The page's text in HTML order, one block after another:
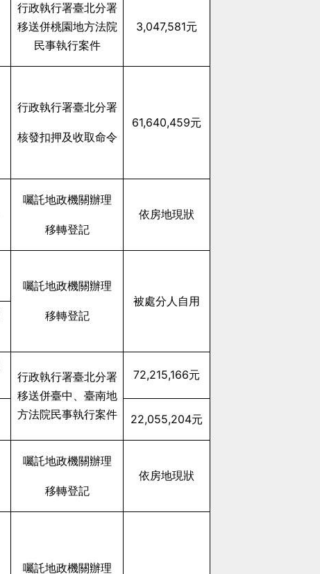
行政執行署臺北分署
移送併桃園地方法院
民事執行案件
3,047,581元
行政執行署臺北分署
核發扣押及收取命令
61,640,459元
囑託地政機關辦理
移轉登記
依房地現狀
囑託地政機關辦理
移轉登記
被處分人自用
行政執行署臺北分署
移送併臺中、臺南地
方法院民事執行案件
72,215,166元
22,055,204元
囑託地政機關辦理
移轉登記
依房地現狀
囑託地政機關辦理